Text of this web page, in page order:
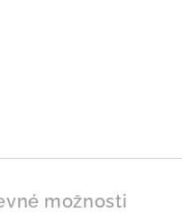
možnosti